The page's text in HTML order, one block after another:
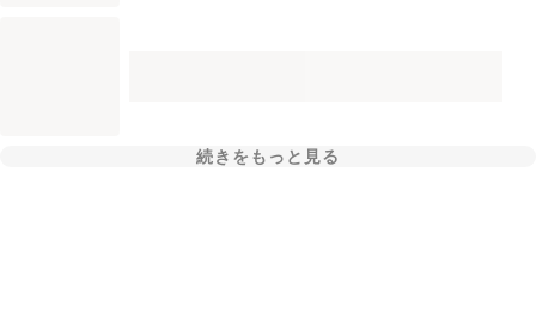
続きをもっと見る